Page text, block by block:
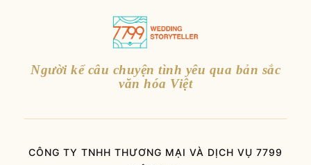
Người kể câu chuyện tình yêu qua bản sắc
văn hóa Việt
CÔNG TY TNHH THƯƠNG MẠI VÀ DỊCH VỤ 7799